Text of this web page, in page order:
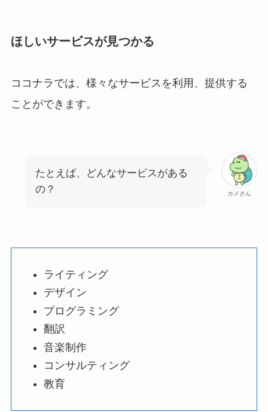
ほしいサービスが見つかる
ココナラでは、様々なサービスを利用、提供する
ことができます。
カメさん
たとえば、どんなサービスがある
の？
ライティング
デザイン
プログラミング
翻訳
音楽制作
コンサルティング
教育